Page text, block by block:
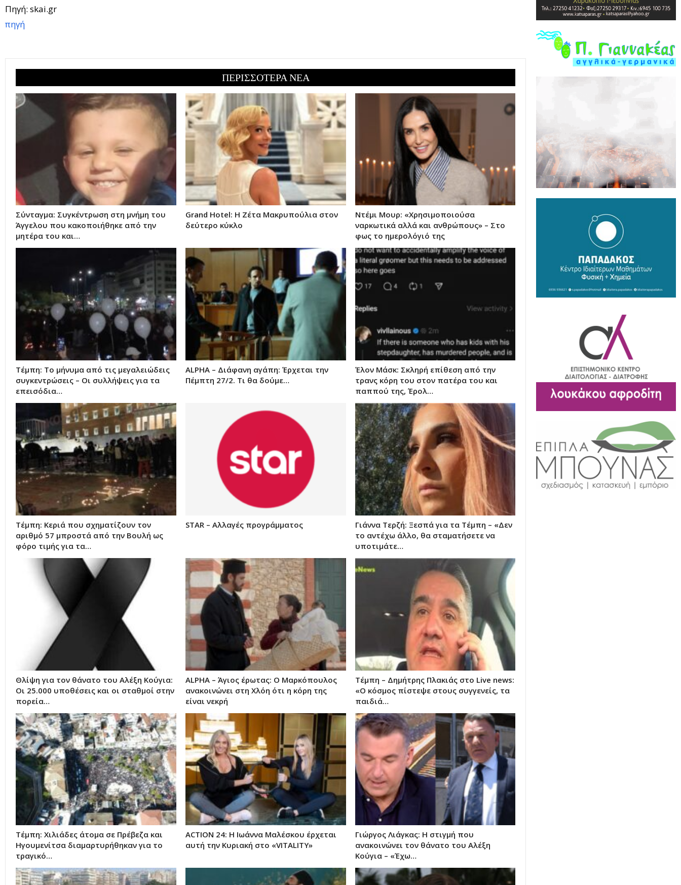
Πηγή: skai.gr
πηγή
ΠΕΡΙΣΣΟΤΕΡΑ ΝΕΑ
Σύνταγμα: Συγκέντρωση στη μνήμη του
Άγγελου που κακοποιήθηκε από την
μητέρα του και…
Grand Hotel: Η Ζέτα Μακρυπούλια στον
δεύτερο κύκλο
Ντέμι Μουρ: «Χρησιμοποιούσα
ναρκωτικά αλλά και ανθρώπους» – Στο
φως το ημερολόγιό της
Τέμπη: Το μήνυμα από τις μεγαλειώδεις
συγκεντρώσεις – Οι συλλήψεις για τα
επεισόδια…
ALPHA – Διάφανη αγάπη: Έρχεται την
Πέμπτη 27/2. Τι θα δούμε…
Έλον Μάσκ: Σκληρή επίθεση από την
τρανς κόρη του στον πατέρα του και
παππού της, Έρολ…
Τέμπη: Κεριά που σχηματίζουν τον
αριθμό 57 μπροστά από την Βουλή ως
φόρο τιμής για τα…
STAR – Αλλαγές προγράμματος
Γιάννα Τερζή: Ξεσπά για τα Τέμπη – «Δεν
το αντέχω άλλο, θα σταματήσετε να
υποτιμάτε…
Θλίψη για τον θάνατο του Αλέξη Κούγια:
Οι 25.000 υποθέσεις και οι σταθμοί στην
πορεία…
ALPHA – Άγιος έρωτας: Ο Μαρκόπουλος
ανακοινώνει στη Χλόη ότι η κόρη της
είναι νεκρή
Τέμπη – Δημήτρης Πλακιάς στο Live news:
«Ο κόσμος πίστεψε στους συγγενείς, τα
παιδιά…
Τέμπη: Χιλιάδες άτομα σε Πρέβεζα και
Ηγουμενίτσα διαμαρτυρήθηκαν για το
τραγικό…
ACTION 24: Η Ιωάννα Μαλέσκου έρχεται
αυτή την Κυριακή στο «VITALITY»
Γιώργος Λιάγκας: Η στιγμή που
ανακοινώνει τον θάνατο του Αλέξη
Κούγια – «Έχω…